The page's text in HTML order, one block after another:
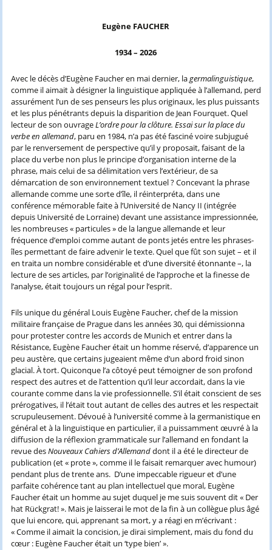
Eugène FAUCHER
1934 – 2026
Avec le décès d’Eugène Faucher en mai dernier, lagermalinguistique,
comme il aimait à désigner la linguistique appliquée à l’allemand, perd
assurément l’un de ses penseurs les plus originaux, les plus puissants
et les plus pénétrants depuis la disparition de Jean Fourquet. Quel
lecteur de son ouvrageL’ordre pour la clôture. Essai sur la place du
verbe en allemand, paru en 1984, n’a pas été fasciné voire subjugué
par le renversement de perspective qu’il y proposait, faisant de la
place du verbe non plus le principe d’organisation interne de la
phrase, mais celui de sa délimitation vers l’extérieur, de sa
démarcation de son environnement textuel ? Concevant la phrase
allemande comme une sorte d’île, il réinterpréta, dans une
conférence mémorable faite à l’Université de Nancy II (intégrée
depuis Université de Lorraine) devant une assistance impressionnée,
les nombreuses « particules » de la langue allemande et leur
fréquence d’emploi comme autant de ponts jetés entre les phrases-
îles permettant de faire advenir le texte. Quel que fût son sujet – et il
en traita un nombre considérable et d’une diversité étonnante –, la
lecture de ses articles, par l’originalité de l’approche et la finesse de
l’analyse, était toujours un régal pour l’esprit.
Fils unique du général Louis Eugène Faucher, chef de la mission
militaire française de Prague dans les années 30, qui démissionna
pour protester contre les accords de Munich et entrer dans la
Résistance, Eugène Faucher était un homme réservé, d’apparence un
peu austère, que certains jugeaient même d’un abord froid sinon
glacial. À tort. Quiconque l’a côtoyé peut témoigner de son profond
respect des autres et de l’attention qu’il leur accordait, dans la vie
courante comme dans la vie professionnelle. S’il était conscient de ses
prérogatives, il l’était tout autant de celles des autres et les respectait
scrupuleusement. Dévoué à l’université comme à la germanistique en
général et à la linguistique en particulier, il a puissamment œuvré à la
diffusion de la réflexion grammaticale sur l’allemand en fondant la
revue desNouveaux Cahiers d’Allemanddont il a été le directeur de
publication (et « prote », comme il le faisait remarquer avec humour)
pendant plus de trente ans. D’une impeccable rigueur et d’une
parfaite cohérence tant au plan intellectuel que moral, Eugène
Faucher était un homme au sujet duquel je me suis souvent dit « Der
hat Rückgrat! ». Mais je laisserai le mot de la fin à un collègue plus âgé
que lui encore, qui, apprenant sa mort, y a réagi en m’écrivant :
« Comme il aimait la concision, je dirai simplement, mais du fond du
cœur : Eugène Faucher était un ‘type bien’ ».